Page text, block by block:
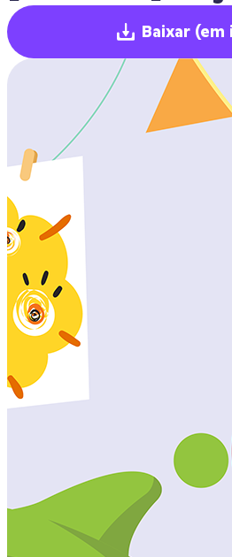
Baixar (em